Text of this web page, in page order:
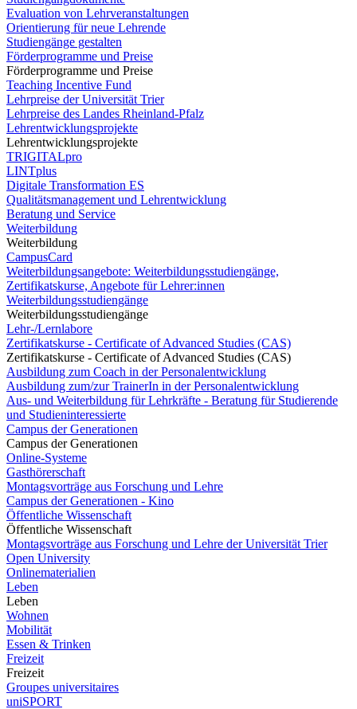
Evaluation von Lehrveranstaltungen
Orientierung für neue Lehrende
Studiengänge gestalten
Förderprogramme und Preise
Förderprogramme und Preise
Teaching Incentive Fund
Lehrpreise der Universität Trier
Lehrpreise des Landes Rheinland-Pfalz
Lehrentwicklungsprojekte
Lehrentwicklungsprojekte
TRIGITALpro
LINTplus
Digitale Transformation ES
Qualitätsmanagement und Lehrentwicklung
Beratung und Service
Weiterbildung
Weiterbildung
CampusCard
Weiterbildungsangebote: Weiterbildungsstudiengänge,
Zertifikatskurse, Angebote für Lehrer:innen
Weiterbildungsstudiengänge
Weiterbildungsstudiengänge
Lehr-/Lernlabore
Zertifikatskurse - Certificate of Advanced Studies (CAS)
Zertifikatskurse - Certificate of Advanced Studies (CAS)
Ausbildung zum Coach in der Personalentwicklung
Ausbildung zum/zur TrainerIn in der Personalentwicklung
Aus- und Weiterbildung für Lehrkräfte - Beratung für Studierende
und Studieninteressierte
Campus der Generationen
Campus der Generationen
Online-Systeme
Gasthörerschaft
Montagsvorträge aus Forschung und Lehre
Campus der Generationen - Kino
Öffentliche Wissenschaft
Öffentliche Wissenschaft
Montagsvorträge aus Forschung und Lehre der Universität Trier
Open University
Onlinematerialien
Leben
Leben
Wohnen
Mobilität
Essen & Trinken
Freizeit
Freizeit
Groupes universitaires
uniSPORT